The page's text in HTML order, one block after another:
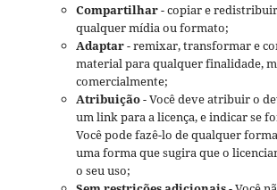
Compartilhar- copiar e
qualquer mídia ou formato;
Adaptar- remixar, transformar e
material para qualquer finalidade,
comercialmente;
Atribuição- Você deve atribuir o
um link para a licença, e indicar se
Você pode fazê-lo de qualquer
uma forma que sugira que o
o seu uso;